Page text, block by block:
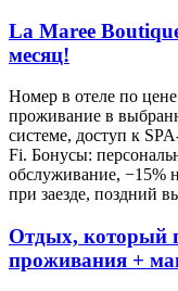
La Maree
месяц!
Номер в отеле по
проживание в
системе, доступ к
Fi. Бонусы:
обслуживание, −15%
при заезде, поздний
Отдых, который
проживания +